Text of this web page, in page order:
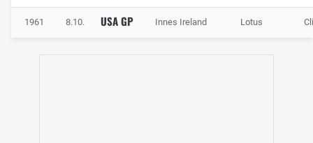
1961 8.10. USA GP Innes Ireland Lotus